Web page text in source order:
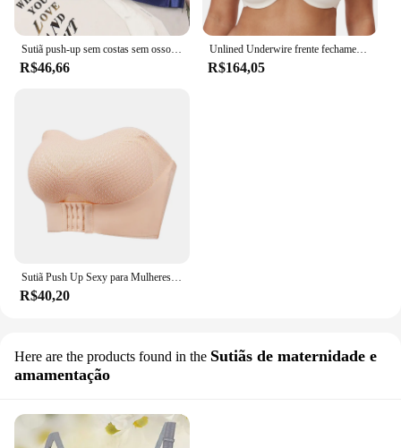
R$46,66
Unlined Underwire frente fechamento sutiã para mulheres, sutiãs de Mergulho Racerback, Sutiãs Cobertura Completa, Plus Size
R$164,05
R$40,20
Here are the products found in the Sutiãs de maternidade e
amamentação